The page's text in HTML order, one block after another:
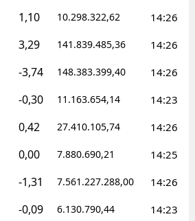
Bayburt
Karaman
Kırıkkale
Batman
Şırnak
Bartın
Ardahan
1,10 10.298.322,62 14:26
3,29 141.839.485,36 14:26
-3,74 148.383.399,40 14:26
-0,30 11.163.654,14 14:23
0,42 27.410.105,74 14:26
0,00 7.880.690,21 14:25
-1,31 7.561.227.288,00 14:26
-0,09 6.130.790,44 14:23